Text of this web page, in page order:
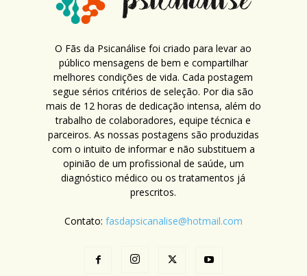
O Fãs da Psicanálise foi criado para levar ao
público mensagens de bem e compartilhar
melhores condições de vida. Cada postagem
segue sérios critérios de seleção. Por dia são
mais de 12 horas de dedicação intensa, além do
trabalho de colaboradores, equipe técnica e
parceiros. As nossas postagens são produzidas
com o intuito de informar e não substituem a
opinião de um profissional de saúde, um
diagnóstico médico ou os tratamentos já
prescritos.
Contato: fasdapsicanalise@hotmail.com